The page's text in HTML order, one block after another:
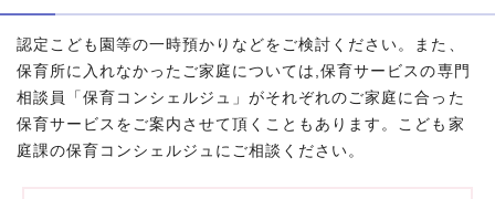
認定こども園等の一時預かりなどをご検討ください。また、
保育所に入れなかったご家庭については,保育サービスの専門
相談員「保育コンシェルジュ」がそれぞれのご家庭に合った
保育サービスをご案内させて頂くこともあります。こども家
庭課の保育コンシェルジュにご相談ください。